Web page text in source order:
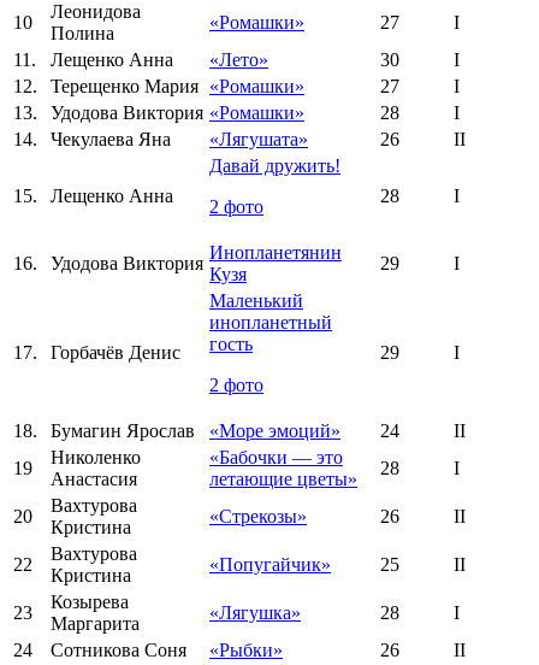
10
Леонидова
Полина
«Ромашки» 27
I
11.
Лещенко Анна «Лето» 30
I
12.
Терещенко Мария «Ромашки» 27
I
13.
Удодова Виктория «Ромашки» 28
I
14.
Чекулаева Яна «Лягушата» 26 II
15. Лещенко Анна
Давай дружить!
2 фото
28 I
16. Удодова Виктория
Инопланетянин
Кузя
29 I
17. Горбачёв Денис
Маленький
инопланетный
гость
2 фото
29 I
18. Бумагин Ярослав «Море эмоций» 24
II
19
Николенко
Анастасия
«Бабочки — это
летающие цветы»
28 I
20
Вахтурова
Кристина
«Стрекозы» 26 II
22
Вахтурова
Кристина
«Попугайчик» 25 II
23
Козырева
Маргарита
«Лягушка» 28
I
24
Сотникова Соня «Рыбки» 26
II